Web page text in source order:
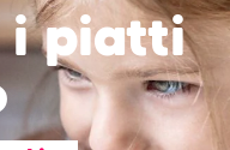
i piatti